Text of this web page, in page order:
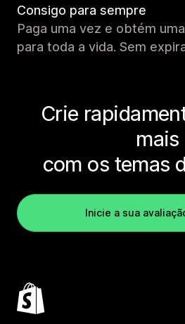
Consigo para sempre
Paga uma vez e obtém
para toda a vida. Sem
Crie
mais
com os temas
Inicie a sua